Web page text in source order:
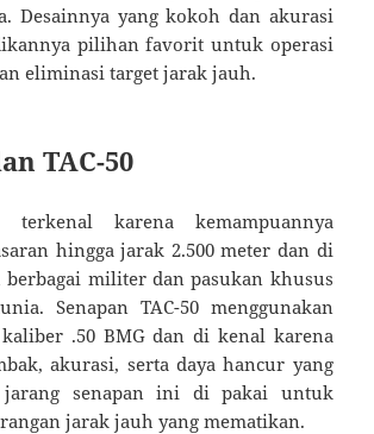
Desainnya yang kokoh dan akurasi
pilihan favorit untuk operasi
eliminasi target jarak jauh.
TAC-50
terkenal karena kemampuannya
hingga jarak 2.500 meter dan di
berbagai militer dan pasukan khusus
Senapan TAC-50 menggunakan
.50 BMG dan di kenal karena
akurasi, serta daya hancur yang
jarang senapan ini di pakai untuk
jarak jauh yang mematikan.